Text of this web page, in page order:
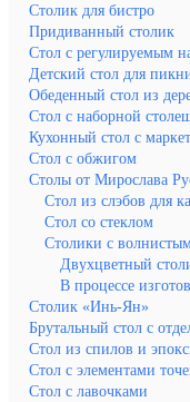
Столик для бистро
Придиванный столик
Стол с регулируемым
Детский стол для
Обеденный стол из
Стол с наборной
Кухонный стол с
Стол с обжигом
Столы от Мирослава
Стол из слэбов для
Стол со стеклом
Столики с
Двухцветный
В процессе
Столик «Инь-Ян»
Брутальный стол с
Стол из спилов и
Стол с элементами
Стол с лавочками